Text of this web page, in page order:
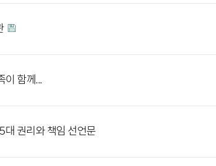
함께...
대 권리와 책임 선언문